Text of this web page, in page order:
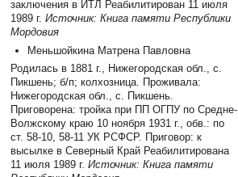
заключения в ИТЛ Реабилитирован 11 июля
1989 г.Источник: Книга памяти Республики
Мордовия
Меньшойкина Матрена Павловна
Родилась в 1881 г., Нижегородская обл., с.
Пикшень; б/п; колхозница. Проживала:
Нижегородская обл., с. Пикшень.
Приговорена: тройка при ПП ОГПУ по Средне-
Волжскому краю 10 ноября 1931 г., обв.: по
ст. 58-10, 58-11 УК РСФСР. Приговор: к
высылке в Северный Край Реабилитирована
11 июля 1989 г.Источник: Книга памяти